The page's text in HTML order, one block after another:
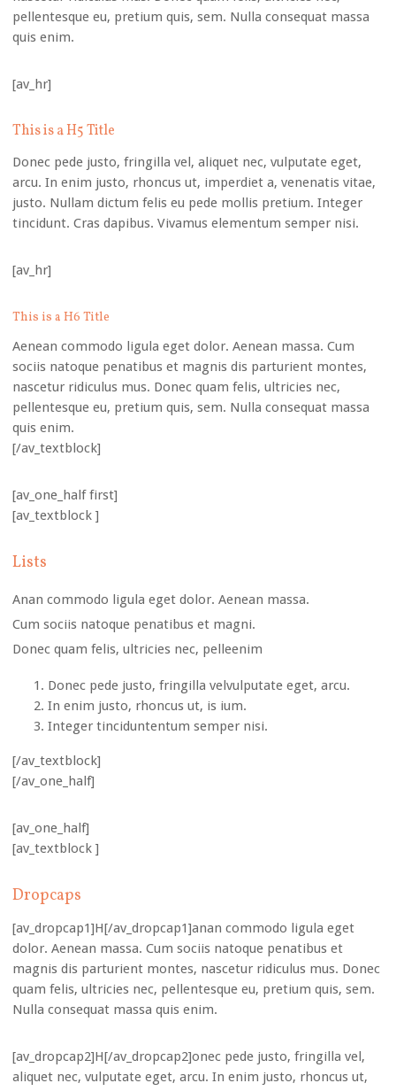
pellentesque eu, pretium quis, sem. Nulla consequat massa
quis enim.
[av_hr]
This is a H5 Title
Donec pede justo, fringilla vel, aliquet nec, vulputate eget,
arcu. In enim justo, rhoncus ut, imperdiet a, venenatis vitae,
justo. Nullam dictum felis eu pede mollis pretium. Integer
tincidunt. Cras dapibus. Vivamus elementum semper nisi.
[av_hr]
This is a H6 Title
Aenean commodo ligula eget dolor. Aenean massa. Cum
sociis natoque penatibus et magnis dis parturient montes,
nascetur ridiculus mus. Donec quam felis, ultricies nec,
pellentesque eu, pretium quis, sem. Nulla consequat massa
quis enim.
[/av_textblock]
[av_one_half first]
[av_textblock ]
Lists
Anan commodo ligula eget dolor. Aenean massa.
Cum sociis natoque penatibus et magni.
Donec quam felis, ultricies nec, pelleenim
Donec pede justo, fringilla velvulputate eget, arcu.
In enim justo, rhoncus ut, is ium.
Integer tinciduntentum semper nisi.
[/av_textblock]
[/av_one_half]
[av_one_half]
[av_textblock ]
Dropcaps
[av_dropcap1]H[/av_dropcap1]anan commodo ligula eget
dolor. Aenean massa. Cum sociis natoque penatibus et
magnis dis parturient montes, nascetur ridiculus mus. Donec
quam felis, ultricies nec, pellentesque eu, pretium quis, sem.
Nulla consequat massa quis enim.
[av_dropcap2]H[/av_dropcap2]onec pede justo, fringilla vel,
aliquet nec, vulputate eget, arcu. In enim justo, rhoncus ut,